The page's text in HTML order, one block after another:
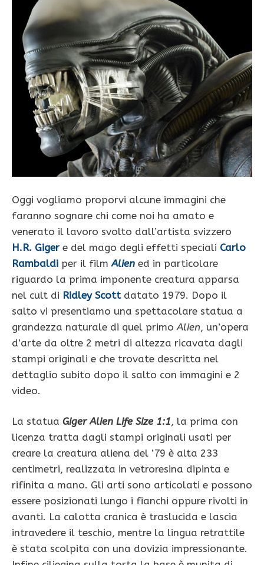
Oggi vogliamo proporvi alcune immagini che
faranno sognare chi come noi ha amato e
venerato il lavoro svolto dall’artista svizzero
H.R. Giger e del mago degli effetti speciali Carlo
Rambaldi per il filmAlien ed in particolare
riguardo la prima imponente creatura apparsa
nel cult di Ridley Scottdatato 1979. Dopo il
salto vi presentiamo una spettacolare statua a
grandezza naturale di quel primoAlien, un’opera
d’arte da oltre 2 metri di altezza ricavata dagli
stampi originali e che trovate descritta nel
dettaglio subito dopo il salto con immagini e 2
video.
La statua Giger Alien Life Size 1:1, la prima con
licenza tratta dagli stampi originali usati per
creare la creatura aliena del ’79 è alta 233
centimetri, realizzata in vetroresina dipinta e
rifinita a mano. Gli arti sono articolati e possono
essere posizionati lungo i fianchi oppure rivolti in
avanti. La calotta cranica è traslucida e lascia
intravedere il teschio, mentre la lingua retrattile
è stata scolpita con una dovizia impressionante.